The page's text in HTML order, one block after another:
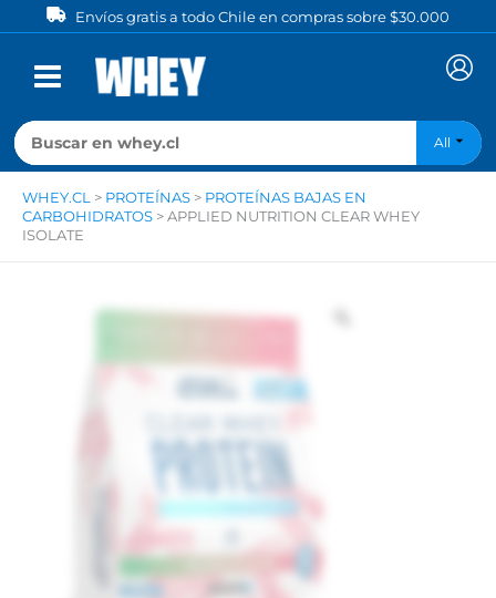
al
contenido
Envíos gratis a todo Chile en compras sobre $30.000
All
WHEY.CL > PROTEÍNAS > PROTEÍNAS BAJAS EN
CARBOHIDRATOS > APPLIED NUTRITION CLEAR WHEY
ISOLATE